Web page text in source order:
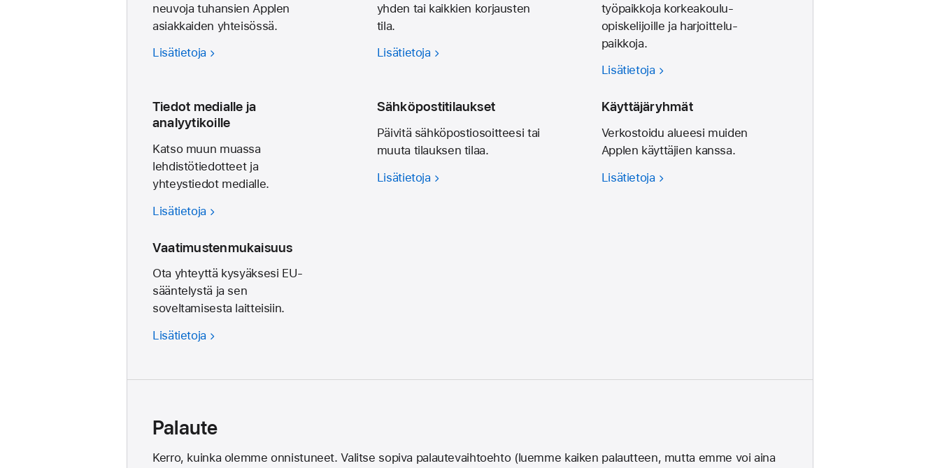
neuvoja tuhansien Applen
asiakkaiden yhteisössä.
Lisätietoja
yhden tai kaikkien korjausten
tila.
Lisätietoja
työpaikkoja korkea­koulu­
opiskelijoille ja harjoittelu­
paikkoja.
Lisätietoja
Tiedot medialle ja
analyytikoille
Katso muun muassa
lehdistötiedotteet ja
yhteystiedot medialle.
Lisätietoja
Sähköpostitilaukset
Päivitä sähkö­posti­osoitteesi tai
muuta tilauksen tilaa.
Lisätietoja
Käyttäjäryhmät
Verkostoidu alueesi muiden
Applen käyttäjien kanssa.
Lisätietoja
Vaatimustenmukaisuus
Ota yhteyttä kysyäksesi EU-
sääntelystä ja sen
soveltamisesta laitteisiin.
Lisätietoja
Palaute
Kerro, kuinka olemme onnistuneet. Valitse sopiva palautevaihtoehto (luemme kaiken palautteen, mutta emme voi aina